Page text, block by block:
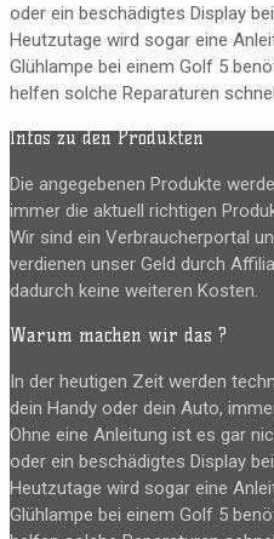
oder ein beschädigtes Display
Heutzutage wird sogar eine
Glühlampe bei einem Golf 5
helfen solche Reparaturen
Infos zu den Produkten
Die angegebenen Produkte
immer die aktuell richtigen
Wir sind ein Verbraucherportal
verdienen unser Geld durch
dadurch keine weiteren Kosten.
Warum machen wir das ?
In der heutigen Zeit werden
dein Handy oder dein Auto,
Ohne eine Anleitung ist es gar
oder ein beschädigtes Display
Heutzutage wird sogar eine
Glühlampe bei einem Golf 5